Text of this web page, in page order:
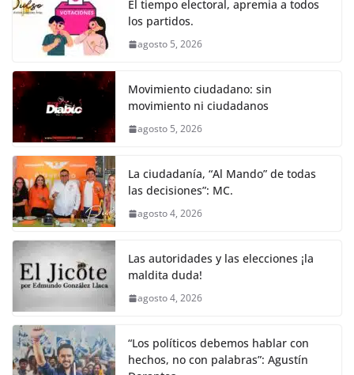
k
El tiempo electoral, apremia a todos
los partidos.
agosto 5, 2026
Movimiento ciudadano: sin
movimiento ni ciudadanos
agosto 5, 2026
La ciudadanía, “Al Mando” de todas
las decisiones”: MC.
agosto 4, 2026
Las autoridades y las elecciones ¡la
maldita duda!
agosto 4, 2026
“Los políticos debemos hablar con
hechos, no con palabras”: Agustín